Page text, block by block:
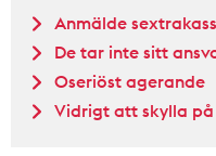
Anmälde
De tar inte sitt
Oseriöst agerande
Vidrigt att skylla